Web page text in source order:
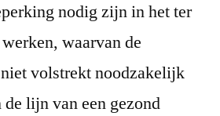
nodig zijn in het ter
waarvan de
volstrekt noodzakelijk
lijn van een gezond